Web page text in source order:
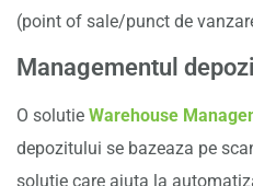
(point of sale/punct de
Managementul
O solutie Warehouse
depozitului se bazeaza pe
solutie care ajuta la